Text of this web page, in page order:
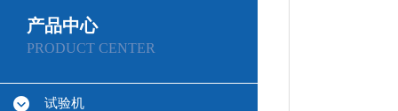
产品中心
PRODUCT CENTER
试验机